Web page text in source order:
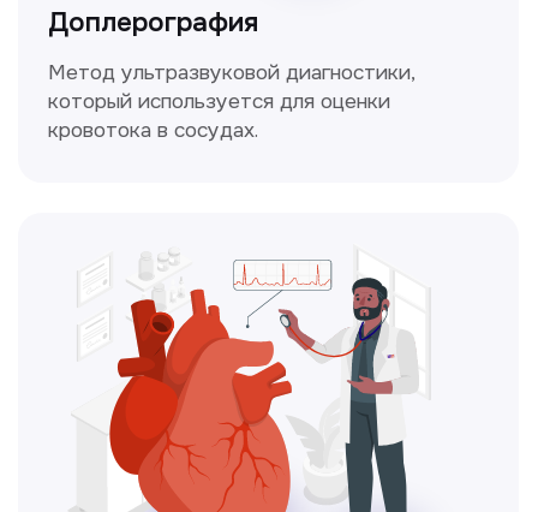
вашего здоровья.
это комплексное обследование,
которое помогает оценить общее
состояние здоровья.